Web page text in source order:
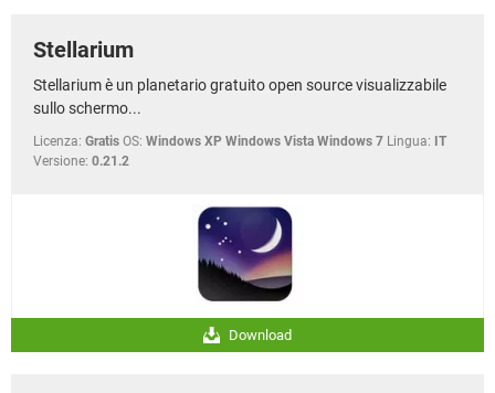
Stellarium
Stellarium è un planetario gratuito open source visualizzabile
sullo schermo...
Licenza: Gratis OS: Windows XP Windows Vista Windows 7 Lingua: IT
Versione: 0.21.2
Download